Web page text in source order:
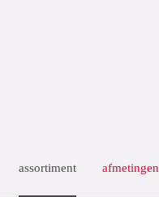
assortiment afmetingen